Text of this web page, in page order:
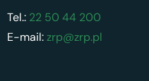
Tel.: 22 50 44 200
E-mail:zrp@zrp.pl